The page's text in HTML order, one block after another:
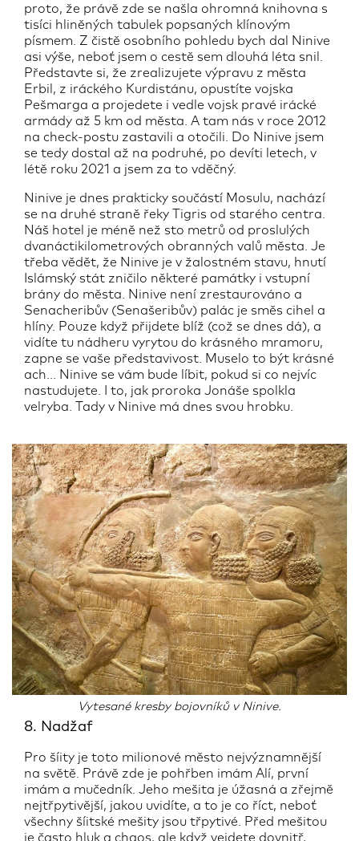
proto, že právě zde se našla ohromná knihovna s
tisíci hliněných tabulek popsaných klínovým
písmem. Z čistě osobního pohledu bych dal Ninive
asi výše, neboť jsem o cestě sem dlouhá léta snil.
Představte si, že zrealizujete výpravu z města
Erbil, z iráckého Kurdistánu, opustíte vojska
Pešmarga a projedete i vedle vojsk pravé irácké
armády až 5 km od města. A tam nás v roce 2012
na check-postu zastavili a otočili. Do Ninive jsem
se tedy dostal až na podruhé, po devíti letech, v
létě roku 2021 a jsem za to vděčný.
Ninive je dnes prakticky součástí Mosulu, nachází
se na druhé straně řeky Tigris od starého centra.
Náš hotel je méně než sto metrů od proslulých
dvanáctikilometrových obranných valů města. Je
třeba vědět, že Ninive je v žalostném stavu, hnutí
Islámský stát zničilo některé památky i vstupní
brány do města. Ninive není zrestaurováno a
Senacheribův (Senašeribův) palác je směs cihel a
hlíny. Pouze když přijdete blíž (což se dnes dá), a
vidíte tu nádheru vyrytou do krásného mramoru,
zapne se vaše představivost. Muselo to být krásné
ach... Ninive se vám bude líbit, pokud si co nejvíc
nastudujete. I to, jak proroka Jonáše spolkla
velryba. Tady v Ninive má dnes svou hrobku.
Vytesané kresby bojovníků v Ninive.
8. Nadžaf
Pro šíity je toto milionové město nejvýznamnější
na světě. Právě zde je pohřben imám Alí, první
imám a mučedník. Jeho mešita je úžasná a zřejmě
nejtřpytivější, jakou uvidíte, a to je co říct, neboť
všechny šíitské mešity jsou třpytivé. Před mešitou
je často hluk a chaos, ale když vejdete dovnitř,